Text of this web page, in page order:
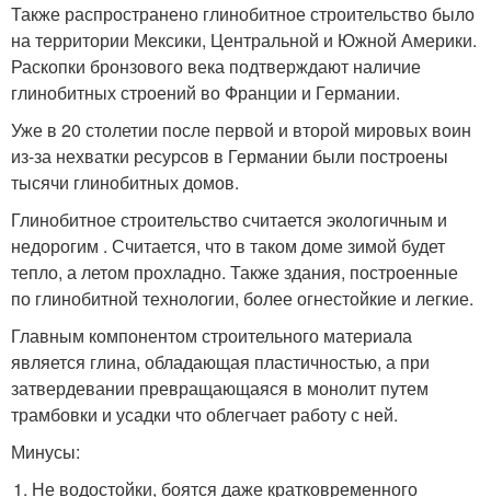
Также распространено глинобитное строительство было
на территории Мексики, Центральной и Южной Америки.
Раскопки бронзового века подтверждают наличие
глинобитных строений во Франции и Германии.
Уже в 20 столетии после первой и второй мировых воин
из-за нехватки ресурсов в Германии были построены
тысячи глинобитных домов.
Глинобитное строительство считается экологичным и
недорогим . Считается, что в таком доме зимой будет
тепло, а летом прохладно. Также здания, построенные
по глинобитной технологии, более огнестойкие и легкие.
Главным компонентом строительного материала
является глина, обладающая пластичностью, а при
затвердевании превращающаяся в монолит путем
трамбовки и усадки что облегчает работу с ней.
Минусы:
Не водостойки, боятся даже кратковременного